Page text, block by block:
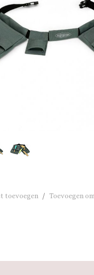
toevoegen / Toevoegen